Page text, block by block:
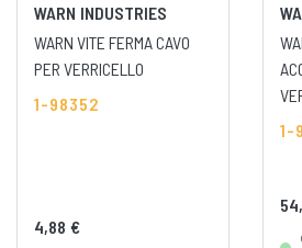
WARN INDUSTRIES
WARN VITE FERMA CAVO
PER VERRICELLO
1-98352
4,88 €
1-